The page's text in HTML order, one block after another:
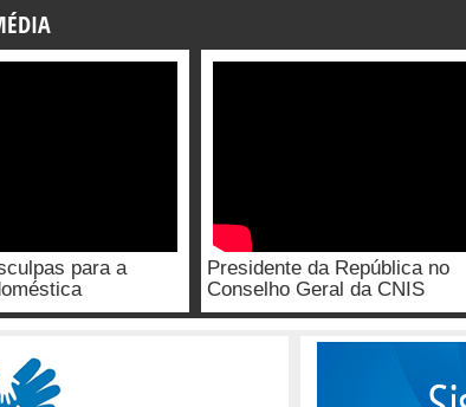
para a
Presidente da República no
Conselho Geral da CNIS